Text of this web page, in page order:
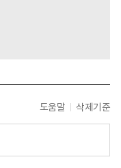
도움말 삭제기준